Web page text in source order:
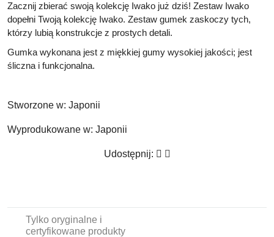
Zacznij zbierać swoją kolekcję Iwako już dziś! Zestaw Iwako
dopełni Twoją kolekcję Iwako. Zestaw gumek zaskoczy tych,
którzy lubią konstrukcje z prostych detali.
Gumka wykonana jest z miękkiej gumy wysokiej jakości; jest
śliczna i funkcjonalna.
Stworzone w: Japonii
Wyprodukowane w: Japonii
Udostępnij:
Tylko oryginalne i
certyfikowane produkty